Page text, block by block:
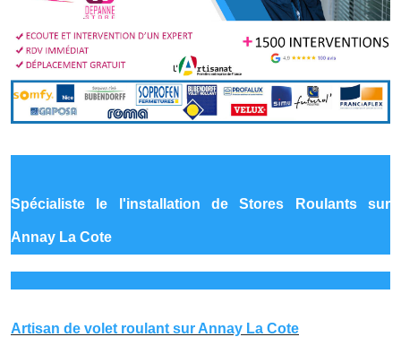
Spécialiste le l'installation de Stores Roulants sur
Annay La Cote
Artisan de volet roulant sur Annay La Cote